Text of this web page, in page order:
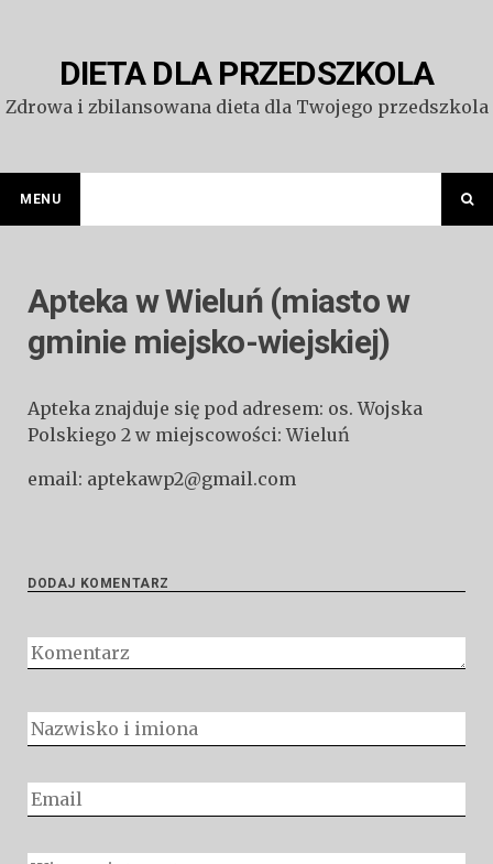
DIETA DLA PRZEDSZKOLA
Zdrowa i zbilansowana dieta dla Twojego przedszkola
MENU
Apteka w Wieluń (miasto w
gminie miejsko-wiejskiej)
Apteka znajduje się pod adresem: os. Wojska
Polskiego 2 w miejscowości: Wieluń
email: aptekawp2@gmail.com
DODAJ KOMENTARZ